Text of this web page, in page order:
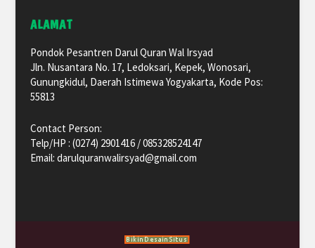
ALAMAT
Pondok Pesantren Darul Quran Wal Irsyad
Jln. Nusantara No. 17, Ledoksari, Kepek, Wonosari,
Gunungkidul, Daerah Istimewa Yogyakarta, Kode Pos:
55813
Contact Person:
Telp/HP : (0274) 2901416 / 085328524147
Email: darulquranwalirsyad@gmail.com